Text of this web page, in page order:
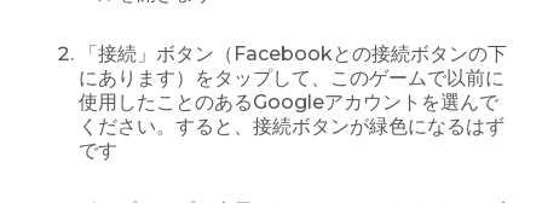
「接続」ボタン（Facebookとの接続ボタンの下
にあります）をタップして、このゲームで以前に
使用したことのあるGoogleアカウントを選んで
ください。すると、接続ボタンが緑色になるはず
です